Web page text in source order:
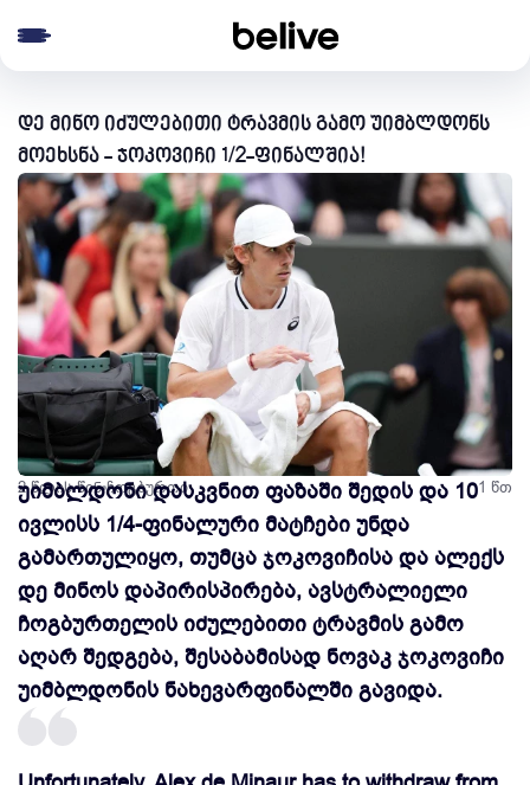
დე მინო იძულებითი ტრავმის გამო უიმბლდონს
მოეხსნა - ჯოკოვიჩი 1/2-ფინალშია!
2 წლის წინ ჩოგბურთი 1 წთ
უიმბლდონი დასკვნით ფაზაში შედის და 10
ივლისს 1/4-ფინალური მატჩები უნდა
გამართულიყო, თუმცა ჯოკოვიჩისა და ალექს
დე მინოს დაპირისპირება, ავსტრალიელი
ჩოგბურთელის იძულებითი ტრავმის გამო
აღარ შედგება, შესაბამისად ნოვაკ ჯოკოვიჩი
უიმბლდონის ნახევარფინალში გავიდა.